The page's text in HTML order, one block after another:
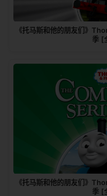
《托马斯和他的朋友们》
季 [
《托马斯和他的朋友们》
季 [